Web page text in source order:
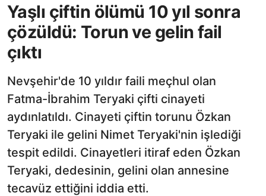
Yaşlı çiftin ölümü 10 yıl sonra
çözüldü: Torun ve gelin fail
çıktı
Nevşehir'de 10 yıldır faili meçhul olan
Fatma-İbrahim Teryaki çifti cinayeti
aydınlatıldı. Cinayeti çiftin torunu Özkan
Teryaki ile gelini Nimet Teryaki'nin işlediği
tespit edildi. Cinayetleri itiraf eden Özkan
Teryaki, dedesinin, gelini olan annesine
tecavüz ettiğini iddia etti.